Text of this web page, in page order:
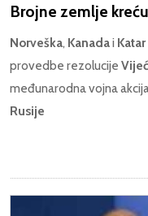
Brojne zemlje
Norveška, Kanadai Katar
provedbe rezolucije
međunarodna vojna
Rusije